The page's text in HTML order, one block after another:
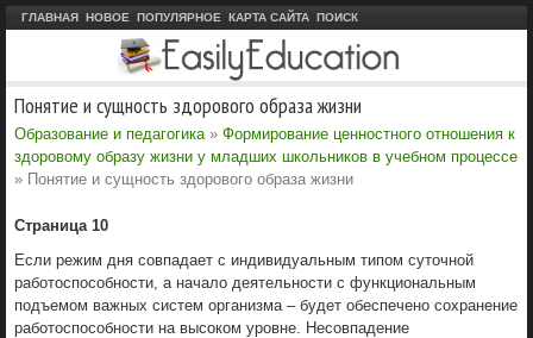
ГЛАВНАЯ НОВОЕ ПОПУЛЯРНОЕ КАРТА САЙТА ПОИСК
Понятие и сущность здорового образа жизни
Образование и педагогика » Формирование ценностного отношения к
здоровому образу жизни у младших школьников в учебном процессе
» Понятие и сущность здорового образа жизни
Страница 10
Если режим дня совпадает с индивидуальным типом суточной
работоспособности, а начало деятельности с функциональным
подъемом важных систем организма – будет обеспечено сохранение
работоспособности на высоком уровне. Несовпадение